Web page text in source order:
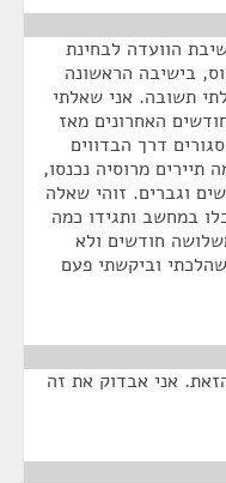
הוועדה לבחינת
בישיבה הראשונה
תשובה. אני שאלתי
האחרונים מאז
דרך הבדווים
מרוסיה נכנסו,
וגברים. זוהי שאלה
במחשב ותגידו כמה
חודשים ולא
וביקשתי פעם
אני אבדוק את זה